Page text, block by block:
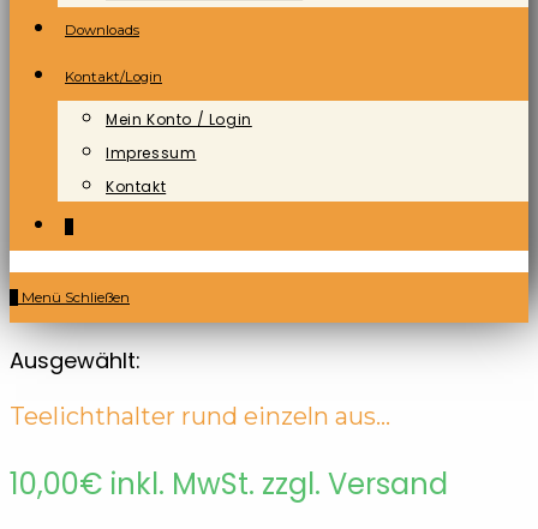
Downloads
Kontakt/Login
Mein Konto / Login
Impressum
Kontakt
Menü Schließen
Ausgewählt:
Teelichthalter rund einzeln aus…
10,00€ inkl. MwSt. zzgl. Versand